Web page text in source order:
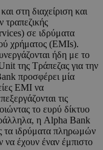
στη διαχείριση και
σε ιδρύματα
χρήματος (EMIs).
ήδη με το
της Τράπεζας για την
προσφέρει μία
EMI να
τις
το ευρύ δίκτυο
η Alpha Bank
τα ιδρύματα πληρωμών
να έχουν έναν έμπιστο